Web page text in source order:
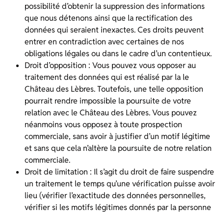
possibilité d’obtenir la suppression des informations
que nous détenons ainsi que la rectification des
données qui seraient inexactes. Ces droits peuvent
entrer en contradiction avec certaines de nos
obligations légales ou dans le cadre d’un contentieux.
Droit d’opposition : Vous pouvez vous opposer au
traitement des données qui est réalisé par la le
Château des Lèbres. Toutefois, une telle opposition
pourrait rendre impossible la poursuite de votre
relation avec le Château des Lèbres. Vous pouvez
néanmoins vous opposez à toute prospection
commerciale, sans avoir à justifier d’un motif légitime
et sans que cela n’altère la poursuite de notre relation
commerciale.
Droit de limitation : Il s’agit du droit de faire suspendre
un traitement le temps qu’une vérification puisse avoir
lieu (vérifier l’exactitude des données personnelles,
vérifier si les motifs légitimes donnés par la personne